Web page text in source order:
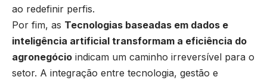
ao redefinir perfis.
Por fim, as Tecnologias baseadas em dados e
inteligência artificial transformam a eficiência do
agronegócio indicam um caminho irreversível para o
setor. A integração entre tecnologia, gestão e